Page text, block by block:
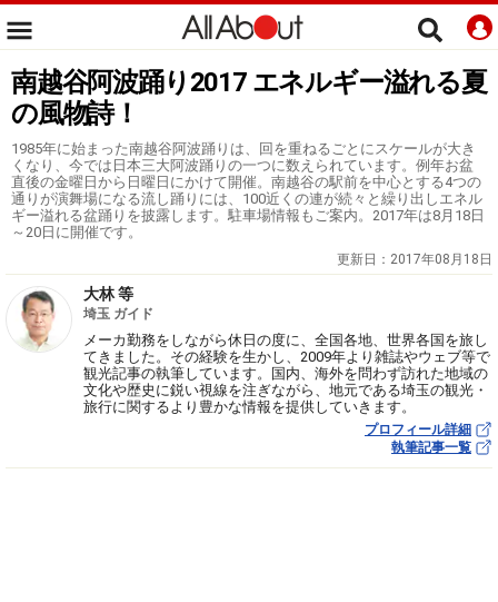
南越谷阿波踊り2017 エネルギー溢れる夏
の風物詩！
1985年に始まった南越谷阿波踊りは、回を重ねるごとにスケールが大き
くなり、今では日本三大阿波踊りの一つに数えられています。例年お盆
直後の金曜日から日曜日にかけて開催。南越谷の駅前を中心とする4つの
通りが演舞場になる流し踊りには、100近くの連が続々と繰り出しエネル
ギー溢れる盆踊りを披露します。駐車場情報もご案内。2017年は8月18日
～20日に開催です。
更新日： 2017年08月18日
大林 等
埼玉 ガイド
メーカ勤務をしながら休日の度に、全国各地、世界各国を旅し
てきました。その経験を生かし、2009年より雑誌やウェブ等で
観光記事の執筆しています。国内、海外を問わず訪れた地域の
文化や歴史に鋭い視線を注ぎながら、地元である埼玉の観光・
旅行に関するより豊かな情報を提供していきます。
プロフィール詳細
執筆記事一覧